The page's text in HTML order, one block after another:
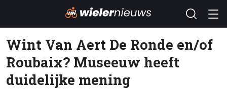
Wint Van Aert De Ronde en/of
Roubaix? Museeuw heeft
duidelijke mening